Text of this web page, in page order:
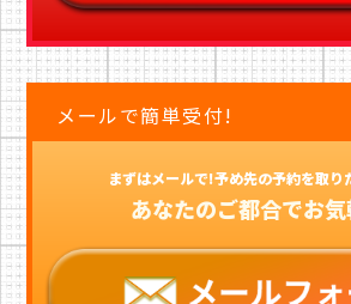
メールで簡単受付!
まずはメールで!予め先の予約を取り
あなたのご都合でお